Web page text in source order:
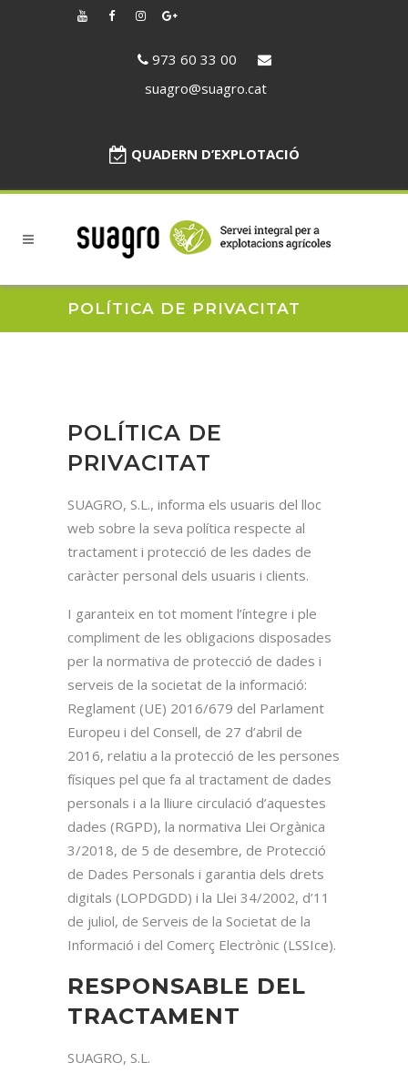
973 60 33 00
suagro@suagro.cat
QUADERN D’EXPLOTACIÓ
POLÍTICA DE PRIVACITAT
POLÍTICA DE
PRIVACITAT
SUAGRO, S.L., informa els usuaris del lloc
web sobre la seva política respecte al
tractament i protecció de les dades de
caràcter personal dels usuaris i clients.
I garanteix en tot moment l’íntegre i ple
compliment de les obligacions disposades
per la normativa de protecció de dades i
serveis de la societat de la informació:
Reglament (UE) 2016/679 del Parlament
Europeu i del Consell, de 27 d’abril de
2016, relatiu a la protecció de les persones
físiques pel que fa al tractament de dades
personals i a la lliure circulació d’aquestes
dades (RGPD), la normativa Llei Orgànica
3/2018, de 5 de desembre, de Protecció
de Dades Personals i garantia dels drets
digitals (LOPDGDD) i la Llei 34/2002, d’11
de juliol, de Serveis de la Societat de la
Informació i del Comerç Electrònic (LSSIce).
RESPONSABLE DEL
TRACTAMENT
SUAGRO, S.L.